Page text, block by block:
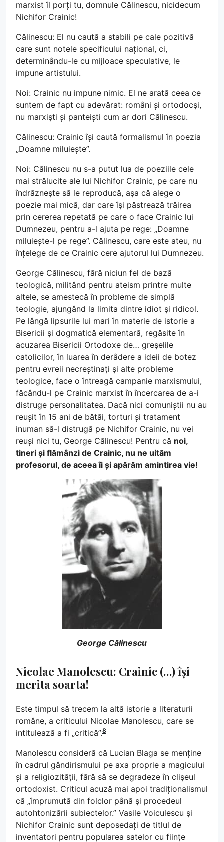
marxist îl porți tu, domnule Călinescu, nicidecum
Nichifor Crainic!
Călinescu: El nu caută a stabili pe cale pozitivă
care sunt notele specificului național, ci,
determinându-le cu mijloace speculative, le
impune artistului.
Noi: Crainic nu impune nimic. El ne arată ceea ce
suntem de fapt cu adevărat: români și ortodocși,
nu marxiști și panteiști cum ar dori Călinescu.
Călinescu: Crainic își caută formalismul în poezia
„Doamne miluiește”.
Noi: Călinescu nu s-a putut lua de poeziile cele
mai strălucite ale lui Nichifor Crainic, pe care nu
îndrăznește să le reproducă, așa că alege o
poezie mai mică, dar care își păstrează trăirea
prin cererea repetată pe care o face Crainic lui
Dumnezeu, pentru a-l ajuta pe rege: „Doamne
miluiește-l pe rege”. Călinescu, care este ateu, nu
înțelege de ce Crainic cere ajutorul lui Dumnezeu.
George Călinescu, fără niciun fel de bază
teologică, militând pentru ateism printre multe
altele, se amestecă în probleme de simplă
teologie, ajungând la limita dintre idiot și ridicol.
Pe lângă lipsurile lui mari în materie de istorie a
Bisericii și dogmatică elementară, regăsite în
acuzarea Bisericii Ortodoxe de… greșelile
catolicilor, în luarea în derâdere a ideii de botez
pentru evreii necreștinați și alte probleme
teologice, face o întreagă campanie marxismului,
făcându-l pe Crainic marxist în încercarea de a-i
distruge personalitatea. Dacă nici comuniștii nu au
reușit în 15 ani de bătăi, torturi și tratament
inuman să-l distrugă pe Nichifor Crainic, nu vei
reuși nici tu, George Călinescu! Pentru că noi,
tineri și flămânzi de Crainic, nu ne uităm
profesorul, de aceea îi și apărăm amintirea vie!
George Călinescu
Nicolae Manolescu: Crainic (…) își
merita soarta!
Este timpul să trecem la altă istorie a literaturii
române, a criticului Nicolae Manolescu, care se
intitulează a fi „critică”.8
Manolescu consideră că Lucian Blaga se menține
în cadrul gândirismului pe axa proprie a magicului
și a religiozității, fără să se degradeze în clișeul
ortodoxist. Criticul acuză mai apoi tradiționalismul
că „împrumută din folclor până și procedeul
autohtonizării subiectelor.” Vasile Voiculescu și
Nichifor Crainic sunt deposedați de titlul de
inventatori pentru popularea satelor cu ființe